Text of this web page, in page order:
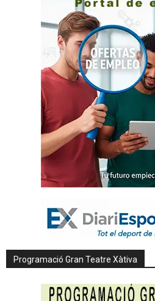
Programació Gran Teatre Xàtiva